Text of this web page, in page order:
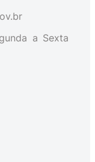
a Sexta